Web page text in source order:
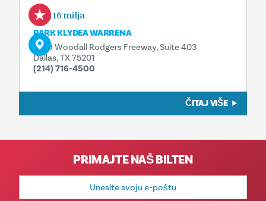
0,16 milja
PARK KLYDEA WARRENA
1909 Woodall Rodgers Freeway, Suite 403
Dallas, TX 75201
(214) 716-4500
ČITAJ VIŠE
PRIMAJTE NAŠ BILTEN
E-
adresa